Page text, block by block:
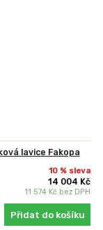
lavice Fakopa
10 % sleva
14 004 Kč
11 574 Kč bez DPH
Přidat do košíku